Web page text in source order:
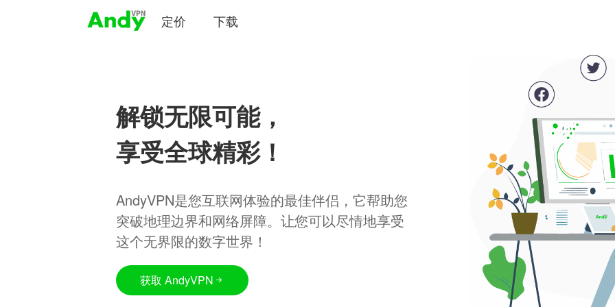
定价 下载
解锁无限可能，
享受全球精彩！
AndyVPN是您互联网体验的最佳伴侣，它帮助您
突破地理边界和网络屏障。让您可以尽情地享受
这个无界限的数字世界！
获取 AndyVPN